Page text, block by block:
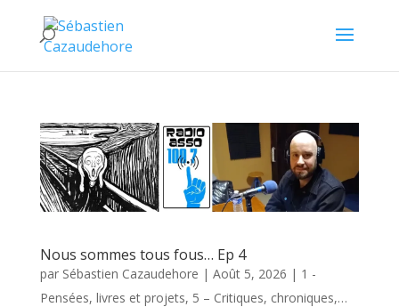
Nous sommes tous fous… Ep 4
par Sébastien Cazaudehore | Août 5, 2026 | 1 -
Pensées, livres et projets, 5 – Critiques, chroniques,…